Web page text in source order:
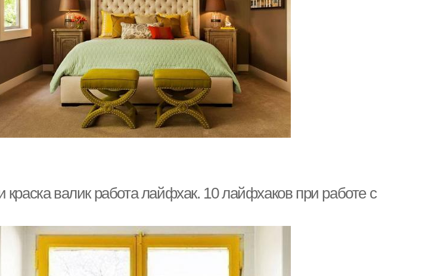
краска валик работа лайфхак. 10 лайфхаков при работе с